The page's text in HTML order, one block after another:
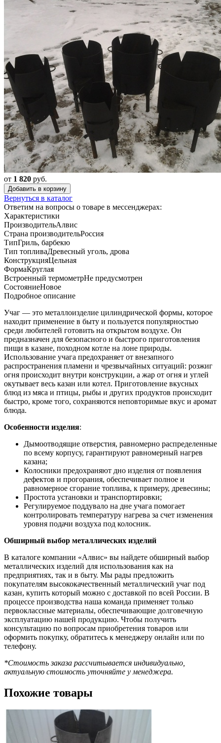
от 1 820 руб.
Добавить в корзину
Вернуться в каталог
Ответим на вопросы о товаре в мессенджерах:
Характеристики
ПроизводительАлвис
Страна производительРоссия
ТипГриль, барбекю
Тип топливаДревесный уголь, дрова
КонструкцияЦельная
ФормаКруглая
Встроенный термометрНе предусмотрен
СостояниеНовое
Подробное описание
Учаг — это металлоизделие цилиндрической формы, которое
находит применение в быту и пользуется популярностью
среди любителей готовить на открытом воздухе. Он
предназначен для безопасного и быстрого приготовления
пищи в казане, походном котле на лоне природы.
Использование учага предохраняет от внезапного
распространения пламени и чрезвычайных ситуаций: розжиг
огня происходит внутри конструкции, а жар от огня и углей
окутывает весь казан или котел. Приготовление вкусных
блюд из мяса и птицы, рыбы и других продуктов происходит
быстро, кроме того, сохраняются неповторимые вкус и аромат
блюда.
Особенности изделия:
Дымоотводящие отверстия, равномерно распределенные
по всему корпусу, гарантируют равномерный нагрев
казана;
Колосники предохраняют дно изделия от появления
дефектов и прогорания, обеспечивает полное и
равномерное сгорание топлива, к примеру, древесины;
Простота установки и транспортировки;
Регулируемое поддувало на дне учага помогает
контролировать температуру нагрева за счет изменения
уровня подачи воздуха под колосник.
Обширный выбор металлических изделий
В каталоге компании «Алвис» вы найдете обширный выбор
металлических изделий для использования как на
предприятиях, так и в быту. Мы рады предложить
покупателям высококачественный металлический учаг под
казан, купить который можно с доставкой по всей России. В
процессе производства наша команда применяет только
первоклассные материалы, обеспечивающие долговечную
эксплуатацию нашей продукцию. Чтобы получить
консультацию по вопросам приобретения товаров или
оформить покупку, обратитесь к менеджеру онлайн или по
телефону.
*Стоимость заказа рассчитывается индивидуально,
актуальную стоимость уточняйте у менеджера.
Похожие товары